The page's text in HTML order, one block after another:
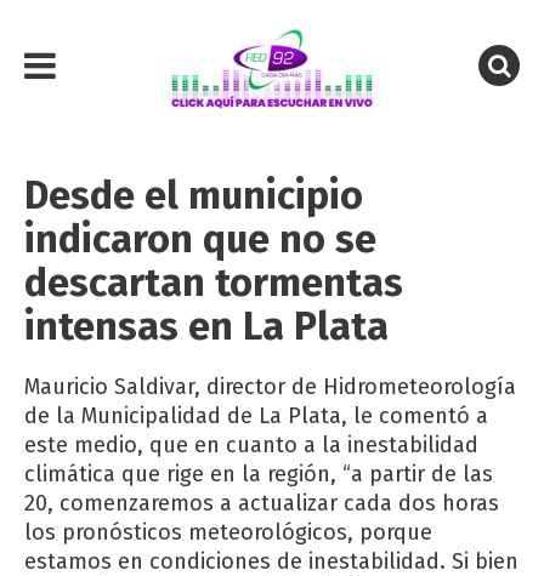
Desde el municipio
indicaron que no se
descartan tormentas
intensas en La Plata
Mauricio Saldivar, director de Hidrometeorología
de la Municipalidad de La Plata, le comentó a
este medio, que en cuanto a la inestabilidad
climática que rige en la región, “a partir de las
20, comenzaremos a actualizar cada dos horas
los pronósticos meteorológicos, porque
estamos en condiciones de inestabilidad. Si bien